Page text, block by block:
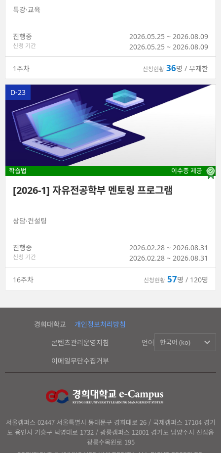
특강·교육
진행중 2026.05.25 ~ 2026.08.09
신청 기간 2026.05.25 ~ 2026.08.09
1 주차 신청현황 36명 / 무제한
D-23
학습법 이수증 제공
[2026-1] 자유전공학부 멘토링 프로그램
상담·컨설팅
진행중 2026.02.28 ~ 2026.08.31
신청 기간 2026.02.28 ~ 2026.08.31
16주차 신청현황 57명 / 120명
경희대학교
개인정보처리방침
콘텐츠관리운영지침
이메일무단수집거부
언어 한국어 (ko)
서울캠퍼스 02447 서울특별시 동대문구 경희대로 26 / 국제캠퍼스 17104 경기
도 용인시 기흥구 덕영대로 1732 / 광릉캠퍼스 12001 경기도 남양주시 진접읍
광릉수목원로 195